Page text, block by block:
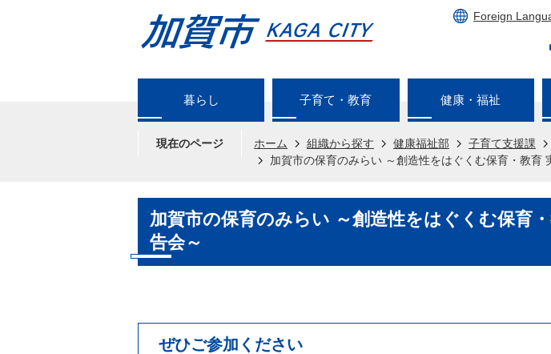
Foreign
暮らし 子育て・教育 健康・福祉
現在のページ ホーム 組織から探す 健康福祉部 子育て支援課
加賀市の保育のみらい ～創造性をはぐくむ保育・教育
加賀市の保育のみらい ～創造性をはぐくむ保育
告会～
ぜひご参加ください